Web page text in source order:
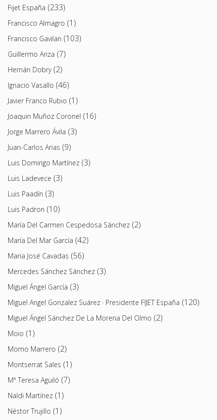
Fijet España (233)
Francisco Almagro (1)
Francisco Gavilan (103)
Guillermo Ariza (7)
Hernán Dobry(2)
Ignacio Vasallo (46)
Javier Franco Rubio (1)
Joaquin Muñoz Coronel (16)
Jorge Marrero Ávila (3)
Juan-Carlos Arias (9)
Luis Domingo Martínez (3)
Luis Ladevece (3)
Luis Paadín (3)
Luis Padron (10)
María Del Carmen Cespedosa Sánchez (2)
María Del Mar García (42)
Maria José Cavadas (56)
Mercedes Sánchez Sánchez (3)
Miguel Ángel García (3)
Miguel Angel Gonzalez Suárez · Presidente FIJET España (120)
Miguel Ángel Sánchez De La Morena Del Olmo (2)
Moio (1)
Momo Marrero (2)
Montserrat Sales (1)
Mª Teresa Aguiló (7)
Naldi Martínez (1)
Néstor Trujillo (1)